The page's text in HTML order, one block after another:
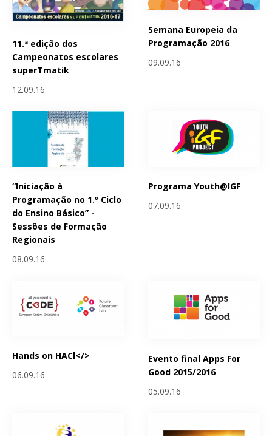
11.ª edição dos
Campeonatos escolares
superTmatik
12.09.16
Semana Europeia da
Programação 2016
09.09.16
“Iniciação à
Programação no 1.º Ciclo
do Ensino Básico” -
Sessões de Formação
Regionais
08.09.16
Programa Youth@IGF
07.09.16
Hands on HACl</>
06.09.16
Evento final Apps For
Good 2015/2016
05.09.16